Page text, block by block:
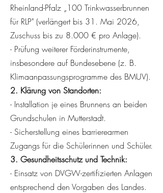
Rheinland-Pfalz „100 Trinkwasserbrunnen
für RLP" (verlängert bis 31. Mai 2026,
Zuschuss bis zu 8.000 € pro Anlage).
- Prüfung weiterer Förderinstrumente,
insbesondere auf Bundesebene (z. B.
Klimaanpassungsprogramme des BMUV).
2. Klärung von Standorten:
- Installation je eines Brunnens an beiden
Grundschulen in Mutterstadt.
- Sicherstellung eines barrierearmen
Zugangs für die Schülerinnen und Schüler.
3. Gesundheitsschutz und Technik:
- Einsatz von DVGW-zertifizierten Anlagen
entsprechend den Vorgaben des Landes.